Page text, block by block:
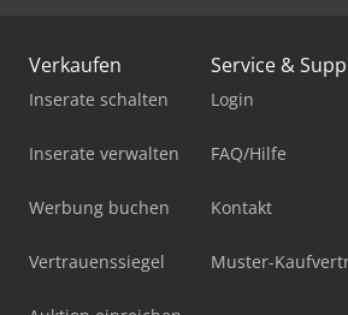
Verkaufen
Inserate schalten
Inserate verwalten
Werbung buchen
Vertrauenssiegel
Service &
Login
FAQ/Hilfe
Kontakt
Muster-